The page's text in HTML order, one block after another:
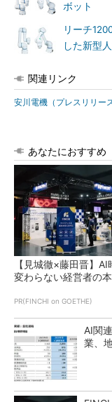
ボット
リーチ
した新型
関連リンク
安川電機（プレスリリース
あなたにおすすめ
【見城徹×藤田晋】AI
変わらない経営者の
PR(FINCHI on GOETHE)
AI関
業、